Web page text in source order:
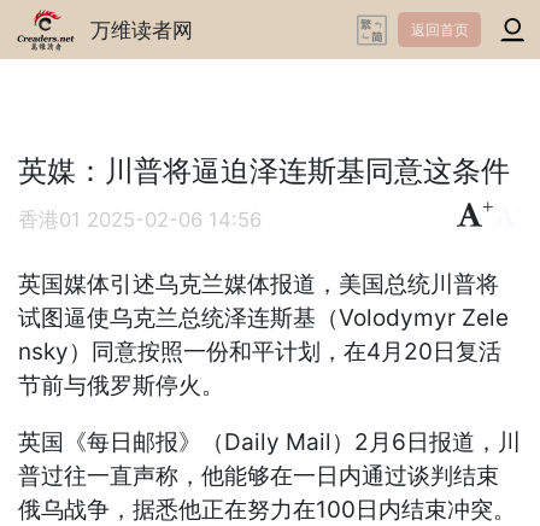
万维读者网 返回首页
英媒：川普将逼迫泽连斯基同意这条件
香港01 2025-02-06 14:56
+
英国媒体引述乌克兰媒体报道，美国总统川普将
试图逼使乌克兰总统泽连斯基（Volodymyr Zele
nsky）同意按照一份和平计划，在4月20日复活
节前与俄罗斯停火。
英国《每日邮报》（Daily Mail）2月6日报道，川
普过往一直声称，他能够在一日内通过谈判结束
俄乌战争，据悉他正在努力在100日内结束冲突。